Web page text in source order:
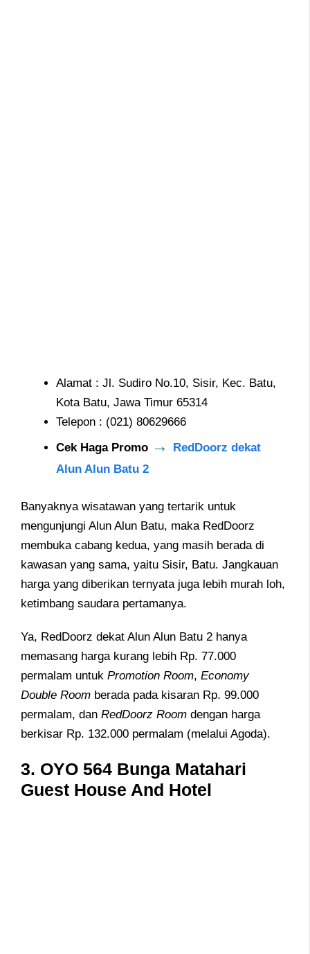
Alamat : Jl. Sudiro No.10, Sisir, Kec. Batu,
Kota Batu, Jawa Timur 65314
Telepon : (021) 80629666
Cek Haga Promo →
RedDoorz dekat
Alun Alun Batu 2
Banyaknya wisatawan yang tertarik untuk
mengunjungi Alun Alun Batu, maka RedDoorz
membuka cabang kedua, yang masih berada di
kawasan yang sama, yaitu Sisir, Batu. Jangkauan
harga yang diberikan ternyata juga lebih murah loh,
ketimbang saudara pertamanya.
Ya, RedDoorz dekat Alun Alun Batu 2 hanya
memasang harga kurang lebih Rp. 77.000
permalam untuk Promotion Room, Economy
Double Room berada pada kisaran Rp. 99.000
permalam, dan RedDoorz Room dengan harga
berkisar Rp. 132.000 permalam (melalui Agoda).
3. OYO 564 Bunga Matahari
Guest House And Hotel